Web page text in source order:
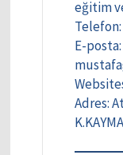
eğitim
Telefon:
E-posta:
Adres: